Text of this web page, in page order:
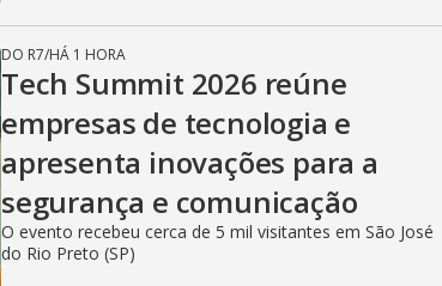
DO R7/HÁ 1 HORA
Tech Summit 2026 reúne
empresas de tecnologia e
apresenta inovações para a
segurança e comunicação
O evento recebeu cerca de 5 mil visitantes em São José
do Rio Preto (SP)